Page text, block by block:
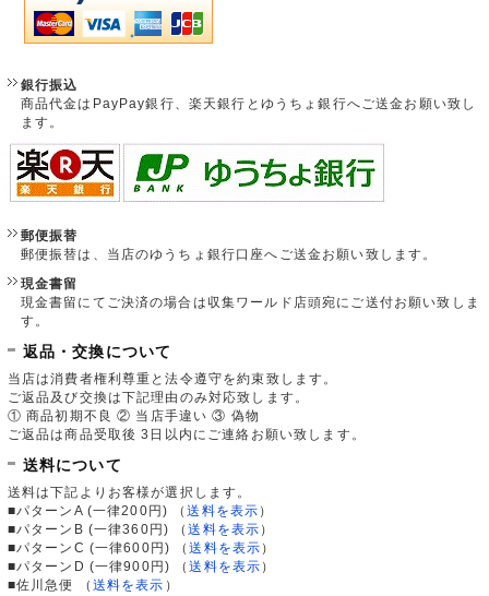
銀行振込
商品代金はPayPay銀行、楽天銀行とゆうちょ銀行へご送金お願い致し
ます。
郵便振替
郵便振替は、当店のゆうちょ銀行口座へご送金お願い致します。
現金書留
現金書留にてご決済の場合は収集ワールド店頭宛にご送付お願い致しま
す。
返品・交換について
当店は消費者権利尊重と法令遵守を約束致します。
ご返品及び交換は下記理由のみ対応致します。
① 商品初期不良 ② 当店手違い ③ 偽物
ご返品は商品受取後 3日以内にご連絡お願い致します。
送料について
送料は下記よりお客様が選択します。
■パターンA (一律200円)
（送料を表示 ）
■パターンB (一律360円)
（送料を表示 ）
■パターンC (一律600円)
（送料を表示 ）
■パターンD (一律900円)
（送料を表示 ）
■佐川急便
（ 送料を表示 ）